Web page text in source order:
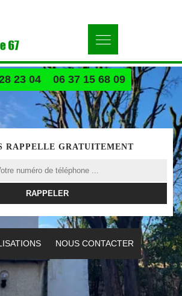
23 04 06 37 15 68 09
RAPPELLE GRATUITEMENT
NOUS CONTACTER